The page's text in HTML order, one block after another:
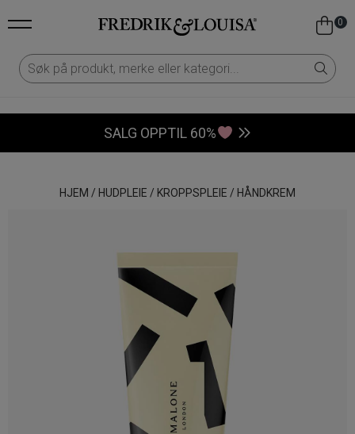
0
SALG OPPTIL 60%
HJEM / HUDPLEIE / KROPPSPLEIE / HÅNDKREM